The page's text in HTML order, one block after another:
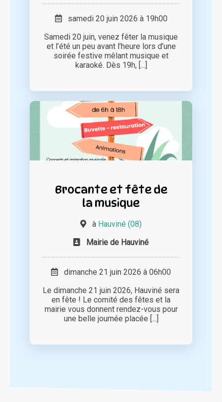
samedi 20 juin 2026 à 19h00
Samedi 20 juin, venez fêter la musique
et l’été un peu avant l’heure lors d’une
soirée festive mêlant musique et
karaoké. Dès 19h, [...]
Brocante et fête de
la musique
à Hauviné (08)
Mairie de Hauviné
dimanche 21 juin 2026 à 06h00
Le dimanche 21 juin 2026, Hauviné sera
en fête ! Le comité des fêtes et la
mairie vous donnent rendez-vous pour
une belle journée placée [...]